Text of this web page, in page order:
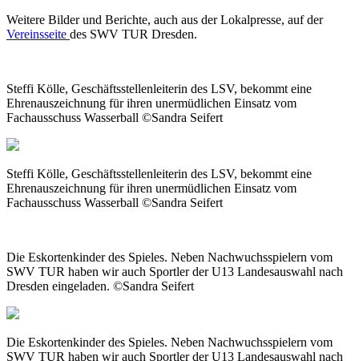
Weitere Bilder und Berichte, auch aus der Lokalpresse, auf der
Vereinsseite des SWV TUR Dresden.
Steffi Kölle, Geschäftsstellenleiterin des LSV, bekommt eine
Ehrenauszeichnung für ihren unermüdlichen Einsatz vom
Fachausschuss Wasserball ©Sandra Seifert
Steffi Kölle, Geschäftsstellenleiterin des LSV, bekommt eine
Ehrenauszeichnung für ihren unermüdlichen Einsatz vom
Fachausschuss Wasserball ©Sandra Seifert
Die Eskortenkinder des Spieles. Neben Nachwuchsspielern vom
SWV TUR haben wir auch Sportler der U13 Landesauswahl nach
Dresden eingeladen. ©Sandra Seifert
Die Eskortenkinder des Spieles. Neben Nachwuchsspielern vom
SWV TUR haben wir auch Sportler der U13 Landesauswahl nach